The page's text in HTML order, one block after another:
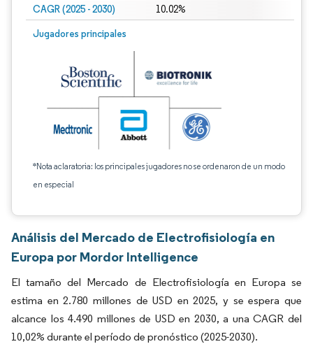
CAGR (2025 - 2030) 10.02%
Jugadores principales
*Nota aclaratoria: los principales jugadores no se ordenaron de un modo
en especial
Análisis del Mercado de Electrofisiología en
Europa por Mordor Intelligence
El tamaño del Mercado de Electrofisiología en Europa se
estima en 2.780 millones de USD en 2025, y se espera que
alcance los 4.490 millones de USD en 2030, a una CAGR del
10,02% durante el período de pronóstico (2025-2030).